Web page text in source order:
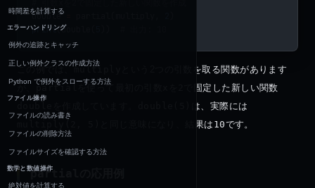
時間差を計算する
エラーハンドリング
例外の追跡とキャッチ
正しい例外クラスの作成方法
Python で例外をスローする方法
ファイル操作
ファイルの読み書き
ファイルの削除方法
ファイルサイズを確認する方法
数学と数値操作
絶対値を計算する
double
print(double(
この例では、multiply
という2つの引数を取る関数があります
partial を使って最初の引数
で固定した新しい関数
は、実際には
と同じ意味になり、結果は 10です。
partial